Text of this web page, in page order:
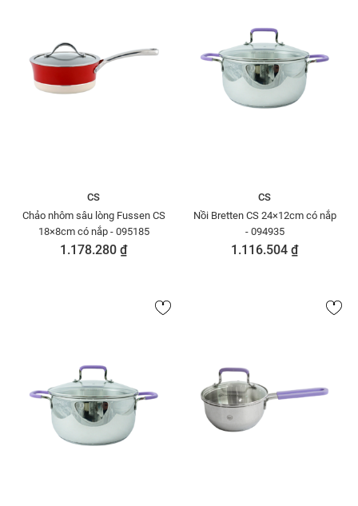
CS
Chảo nhôm sâu lòng Fussen CS
18×8cm có nắp - 095185
1.178.280 ₫
CS
Nồi Bretten CS 24×12cm có nắp
- 094935
1.116.504 ₫